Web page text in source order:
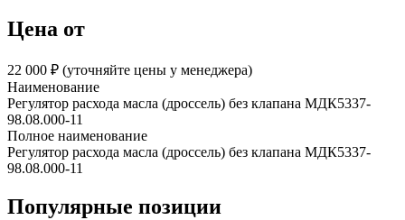
Цена от
22 000 ₽︁ (уточняйте цены у менеджера)
Наименование
Регулятор расхода масла (дроссель) без клапана МДК5337-
98.08.000-11
Полное наименование
Регулятор расхода масла (дроссель) без клапана МДК5337-
98.08.000-11
Популярные позиции